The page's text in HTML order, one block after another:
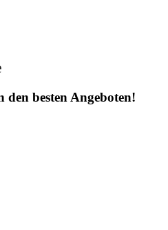
besten Angeboten!